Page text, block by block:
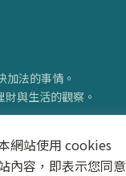
加法的事情。
與生活的觀察。
網站使用 cookies
內容，即表示您同意